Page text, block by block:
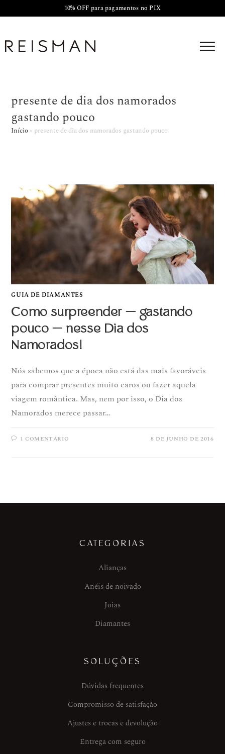
10% OFF para pagamentos no PIX
presente de dia dos namorados
gastando pouco
Início » presente de dia dos namorados gastando pouco
GUIA DE DIAMANTES
Como surpreender — gastando
pouco — nesse Dia dos
Namorados!
Nós sabemos que a época não está das mais favoráveis
para comprar presentes muito caros ou fazer aquela
viagem romântica. Mas, nem por isso, o Dia dos
Namorados merece passar…
1 COMENTÁRIO 8 DE JUNHO DE 2016
CATEGORIAS
Alianças
Anéis de noivado
Joias
Diamantes
SOLUÇÕES
Dúvidas frequentes
Compromisso de satisfação
Ajustes e trocas e devolução
Entrega com seguro